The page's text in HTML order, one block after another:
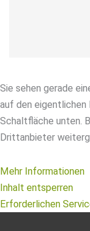
Sie sehen gerade
auf den eigentlichen
Schaltfläche unten.
Drittanbieter
Mehr Informationen
Inhalt entsperren
Erforderlichen